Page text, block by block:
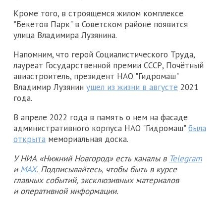
Кроме того, в строящемся жилом комплексе
"Бекетов Парк" в Советском районе появится
улица Владимира Лузянина.
Напомним, что герой Социалистического Труда,
лауреат Государственной премии СССР, Почётный
авиастроитель, президент НАО "Гидромаш"
Владимир Лузянин ушел из жизни в августе 2021
года.
В апреле 2022 года в память о нем на фасаде
административного корпуса НАО "Гидромаш"была
открыта мемориальная доска.
У НИА «Нижний Новгород» есть каналы в Telegram
и MAX. Подписывайтесь, чтобы быть в курсе
главных событий, эксклюзивных материалов
и оперативной информации.